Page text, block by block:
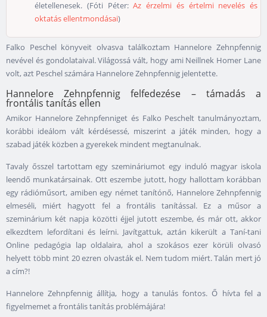
életellenesek. (Fóti Péter:Az érzelmi és értelmi nevelés és
oktatás ellentmondásai)
Falko Peschel könyveit olvasva találkoztam Hannelore Zehnpfennig
nevével és gondolataival. Világossá vált, hogy ami Neillnek Homer Lane
volt, azt Peschel számára Hannelore Zehnpfennig jelentette.
Hannelore Zehnpfennig felfedezése – támadás a
frontális tanítás ellen
Amikor Hannelore Zehnpfenniget és Falko Peschelt tanulmányoztam,
korábbi ideálom vált kérdésessé, miszerint a játék minden, hogy a
szabad játék közben a gyerekek mindent megtanulnak.
Tavaly ősszel tartottam egy szemináriumot egy induló magyar iskola
leendő munkatársainak. Ott eszembe jutott, hogy hallottam korábban
egy rádióműsort, amiben egy német tanítónő, Hannelore Zehnpfennig
elmeséli, miért hagyott fel a frontális tanítással. Ez a műsor a
szeminárium két napja közötti éjjel jutott eszembe, és már ott, akkor
elkezdtem lefordítani és leírni. Javítgattuk, aztán kikerült a Taní-tani
Online pedagógia lap oldalaira, ahol a szokásos ezer körüli olvasó
helyett több mint 20 ezren olvasták el. Nem tudom miért. Talán mert jó
a cím?!
Hannelore Zehnpfennig állítja, hogy a tanulás fontos. Ő hívta fel a
figyelmemet a frontális tanítás problémájára!